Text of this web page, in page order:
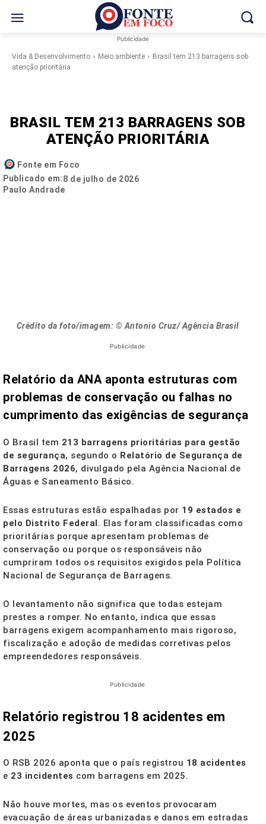
Publicidade
Vida & Desenvolvimento Meio ambiente
Brasil tem 213 barragens sob
atenção prioritária
BRASIL TEM 213 BARRAGENS SOB
ATENÇÃO PRIORITÁRIA
Fonte em Foco
Publicado em:8 de julho de 2026
Paulo Andrade
Crédito da foto/imagem: © Antonio Cruz/ Agência Brasil
Publicidade
Relatório da ANA aponta estruturas com
problemas de conservação ou falhas no
cumprimento das exigências de segurança
O Brasil tem 213 barragens prioritárias para gestão
de segurança, segundo o Relatório de Segurança de
Barragens 2026, divulgado pela Agência Nacional de
Águas e Saneamento Básico.
Essas estruturas estão espalhadas por 19 estados e
pelo Distrito Federal. Elas foram classificadas como
prioritárias porque apresentam problemas de
conservação ou porque os responsáveis não
cumpriram todos os requisitos exigidos pela Política
Nacional de Segurança de Barragens.
O levantamento não significa que todas estejam
prestes a romper. No entanto, indica que essas
barragens exigem acompanhamento mais rigoroso,
fiscalização e adoção de medidas corretivas pelos
empreendedores responsáveis.
Publicidade
Relatório registrou 18 acidentes em
2025
O RSB 2026 aponta que o país registrou 18 acidentes
e 23 incidentes com barragens em 2025.
Não houve mortes, mas os eventos provocaram
evacuação de áreas urbanizadas e danos em estradas